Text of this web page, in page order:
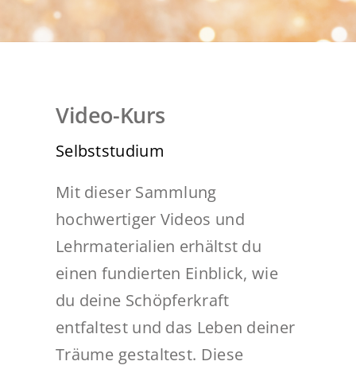
MAGIC NEWS
Video-Kurs
Selbststudium
Mit dieser Sammlung
hochwertiger Videos und
Lehrmaterialien erhältst du
einen fundierten Einblick, wie
du deine Schöpferkraft
entfaltest und das Leben deiner
Träume gestaltest. Diese